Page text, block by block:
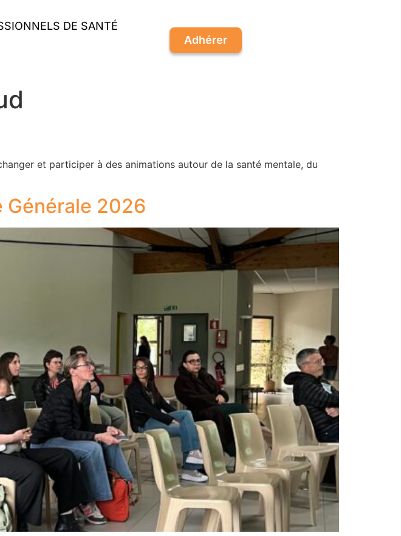
DE SANTÉ
Adhérer
et participer à des animations autour de la santé mentale, du
Générale 2026